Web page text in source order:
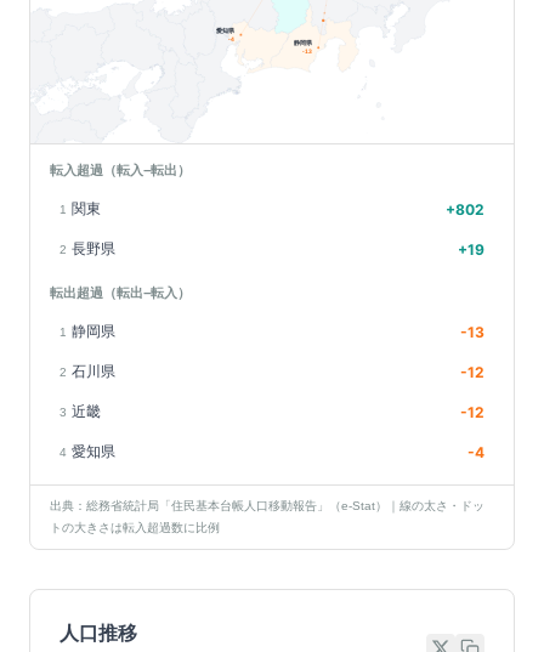
愛知県
-4
静岡県
-13
転入超過（転入−転出）
1 関東 +802
2 長野県 +19
転出超過（転出−転入）
1 静岡県 -13
2 石川県 -12
3 近畿 -12
4 愛知県 -4
出典：総務省統計局「住民基本台帳人口移動報告」（e-Stat）｜線の太さ・ドッ
トの大きさは転入超過数に比例
人口推移